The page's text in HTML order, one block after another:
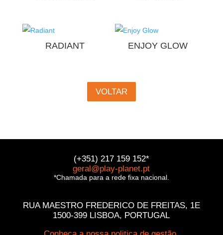
RADIANT ENJOY GLOW
VOLTAR
(+351) 217 159 152*
geral@play-planet.pt
*Chamada para a rede fixa nacional.
RUA MAESTRO FREDERICO DE FREITAS, 1E
1500-399 LISBOA, PORTUGAL